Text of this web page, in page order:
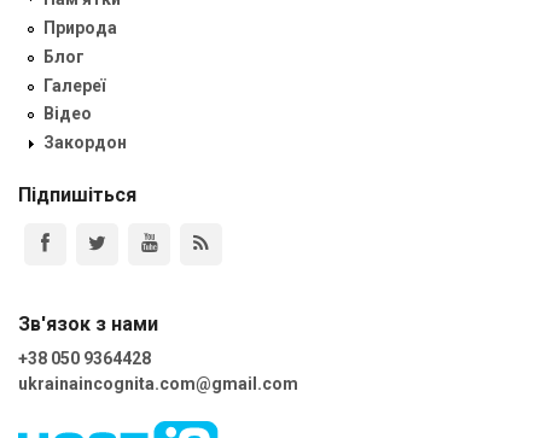
Природа
Блог
Галереї
Відео
Закордон
Підпишіться
Зв'язок з нами
+38 050 9364428
ukrainaincognita.com@gmail.com